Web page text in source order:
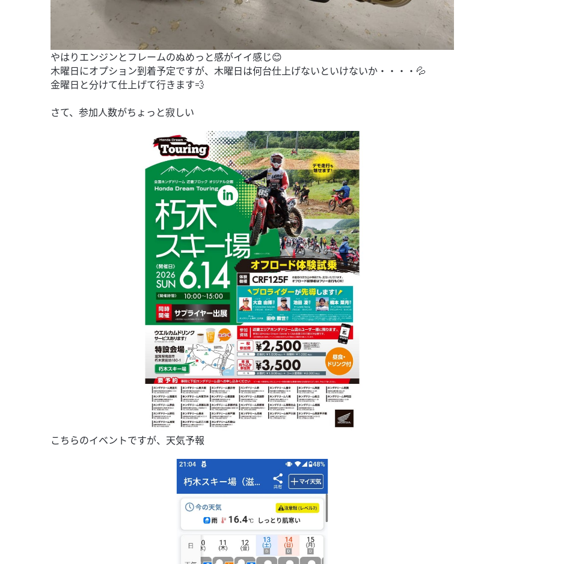
やはりエンジンとフレームのぬめっと感がイイ感じ😊
木曜日にオプション到着予定ですが、木曜日は何台仕上げないといけないか・・・・💦
金曜日と分けて仕上げて行きます💨
さて、参加人数がちょっと寂しい
こちらのイベントですが、天気予報